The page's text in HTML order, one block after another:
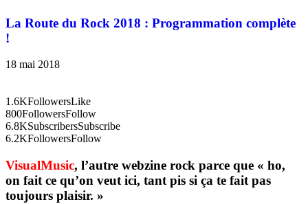
La Route du Rock 2018 : Programmation complète
!
18 mai 2018
1.6KFollowersLike
800FollowersFollow
6.8KSubscribersSubscribe
6.2KFollowersFollow
VisualMusic, l’autre webzine rock parce que « ho,
on fait ce qu’on veut ici, tant pis si ça te fait pas
toujours plaisir. »